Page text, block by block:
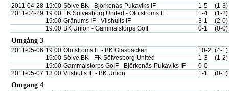
2011-04-28 19:00 Sölve BK - Björkenäs-Pukaviks IF 1-5
(1-3)
2011-04-29 19:00 FK Sölvesborg United - Olofströms IF 1-4
(1-2)
19:00 Gränums IF - Vilshults IF 3-1
(2-0)
19:00 BK Union - Gammalstorps GoIF 0-1 (0-0)
Omgång 3
2011-05-06 19:00 Olofströms IF - BK Glasbacken 10-2 (4-1)
19:00 Sölve BK - FK Sölvesborg United 1-3
(1-2)
19:00 Gammalstorps GoIF - Björkenäs-Pukaviks IF
0-0
2011-05-07 13:00 Vilshults IF - BK Union 1-1 (0-1)
Omgång 4